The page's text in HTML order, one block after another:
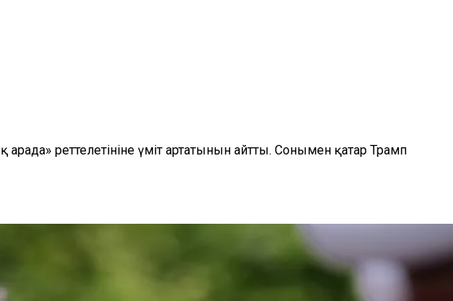
реттелетініне үміт артатынын айтты. Сонымен қатар Трамп